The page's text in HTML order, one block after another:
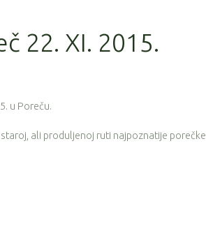
22. XI. 2015.
u Poreču.
ali produljenoj ruti najpoznatije porečke